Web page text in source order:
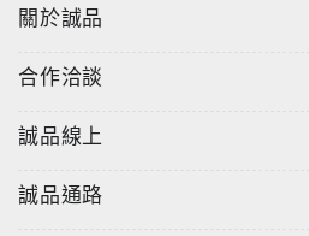
關於誠品
合作洽談
誠品線上
誠品通路